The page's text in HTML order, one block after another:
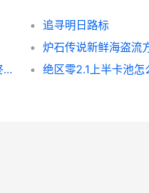
追寻明日路标
炉石传说新鲜海盗流
《最终幻想14》国服7.3版本新鲜曝光来啦 最终幻想14时长充值
绝区零2.1上半卡池